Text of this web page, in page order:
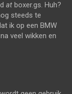
at boxer.gs. Huh?
steeds te
ik op een BMW
veel wikken en